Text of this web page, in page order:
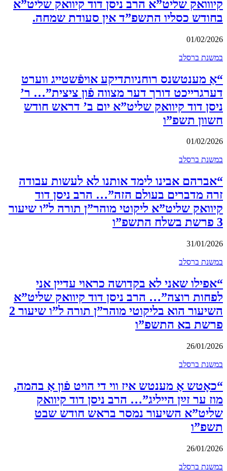
קיווואק שליט”א הרב ניסן דוד קיוואק שליט”א
בחודש כסליו התשפ”ד אין סעודת שמחה.
01/02/2026
במשנת ברסלב
“אַ מענטשנס רוחניותדיקע אויפֿשטייג ווערט
דערגרייכט דורך דער מצווה פֿון ציצית”… ר’
ניסן דוד קיוואק שליט”א יום ב’ דראש חודש
חשוון תשפ”ו
01/02/2026
במשנת ברסלב
“אברהם אבינו לימד אותנו לא לעשות עבודה
זרה מדברים בעולם הזה”… הרב ניסן דוד
קיוואק שליט”א ליקוטי מוהר”ן תורה ל”ו שיעור
3 פרשת בשלח התשפ”ו
31/01/2026
במשנת ברסלב
“אפילו שאני לא בקדושה כראוי עדיין אני
לפחות רוצה”… הרב ניסן דוד קיוואק שליט”א
השיעור הוא בליקוטי מוהר”ן תורה ל”ו שיעור 2
פרשת בא התשפ”ו
26/01/2026
במשנת ברסלב
“כאָטש אַ מענטש איז ווי די הויט פֿון אַ בהמה,
מוז ער זײַן הייליג”… הרב ניסן דוד קיוואק
שליט”א השיעור נמסר בראש חודש שבט
תשפ”ו
26/01/2026
במשנת ברסלב